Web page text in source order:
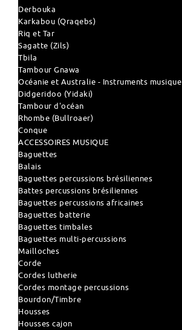
Derbouka
Karkabou (Qraqebs)
Riq et Tar
Sagatte (Zils)
Tbila
Tambour Gnawa
Océanie et Australie - Instruments musique
Didgeridoo (Yidaki)
Tambour d'océan
Rhombe (Bullroaer)
Conque
ACCESSOIRES MUSIQUE
Baguettes
Balais
Baguettes percussions brésiliennes
Battes percussions brésiliennes
Baguettes percussions africaines
Baguettes batterie
Baguettes timbales
Baguettes multi-percussions
Mailloches
Corde
Cordes lutherie
Cordes montage percussions
Bourdon/Timbre
Housses
Housses cajon